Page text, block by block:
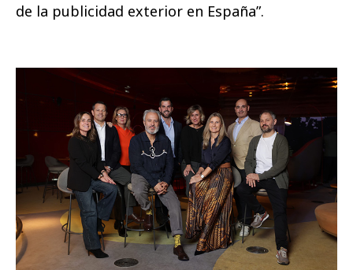
de la publicidad exterior en España”.